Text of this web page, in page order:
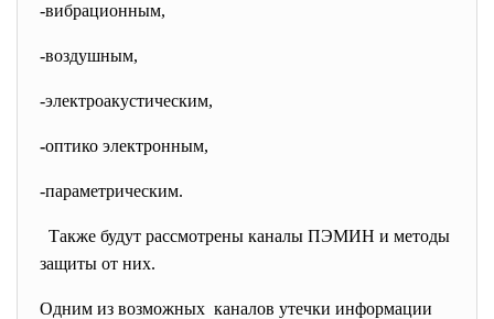
-вибрационным,
-воздушным,
-электроакустическим,
-оптико электронным,
-параметрическим.
Также будут рассмотрены каналы ПЭМИН и методы
защиты от них.
Одним из возможных каналов утечки информации